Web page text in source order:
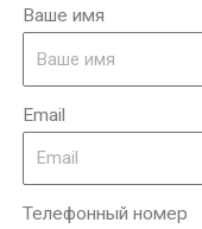
Ваше имя
Email
Телефонный номер